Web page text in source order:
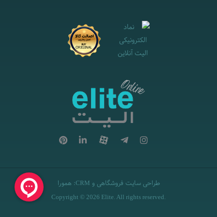
طراحی سایت فروشگاهی و CRM
: همورا
Copyright © 2026 Elite. All rights reserved.